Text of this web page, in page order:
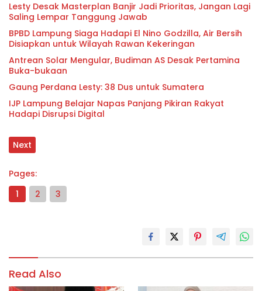
Lesty Desak Masterplan Banjir Jadi Prioritas, Jangan Lagi
Saling Lempar Tanggung Jawab
BPBD Lampung Siaga Hadapi El Nino Godzilla, Air Bersih
Disiapkan untuk Wilayah Rawan Kekeringan
Antrean Solar Mengular, Budiman AS Desak Pertamina
Buka-bukaan
Gaung Perdana Lesty: 38 Dus untuk Sumatera
IJP Lampung Belajar Napas Panjang Pikiran Rakyat
Hadapi Disrupsi Digital
Next
Pages:
1
2 3
Read Also